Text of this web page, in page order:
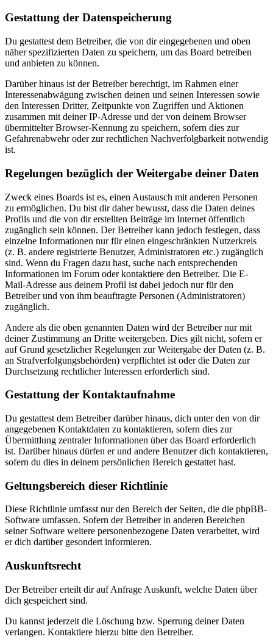
Gestattung der Datenspeicherung
Du gestattest dem Betreiber, die von dir eingegebenen und oben
näher spezifizierten Daten zu speichern, um das Board betreiben
und anbieten zu können.
Darüber hinaus ist der Betreiber berechtigt, im Rahmen einer
Interessenabwägung zwischen deinen und seinen Interessen sowie
den Interessen Dritter, Zeitpunkte von Zugriffen und Aktionen
zusammen mit deiner IP-Adresse und der von deinem Browser
übermittelter Browser-Kennung zu speichern, sofern dies zur
Gefahrenabwehr oder zur rechtlichen Nachverfolgbarkeit notwendig
ist.
Regelungen bezüglich der Weitergabe deiner Daten
Zweck eines Boards ist es, einen Austausch mit anderen Personen
zu ermöglichen. Du bist dir daher bewusst, dass die Daten deines
Profils und die von dir erstellten Beiträge im Internet öffentlich
zugänglich sein können. Der Betreiber kann jedoch festlegen, dass
einzelne Informationen nur für einen eingeschränkten Nutzerkreis
(z. B. andere registrierte Benutzer, Administratoren etc.) zugänglich
sind. Wenn du Fragen dazu hast, suche nach entsprechenden
Informationen im Forum oder kontaktiere den Betreiber. Die E-
Mail-Adresse aus deinem Profil ist dabei jedoch nur für den
Betreiber und von ihm beauftragte Personen (Administratoren)
zugänglich.
Andere als die oben genannten Daten wird der Betreiber nur mit
deiner Zustimmung an Dritte weitergeben. Dies gilt nicht, sofern er
auf Grund gesetzlicher Regelungen zur Weitergabe der Daten (z. B.
an Strafverfolgungsbehörden) verpflichtet ist oder die Daten zur
Durchsetzung rechtlicher Interessen erforderlich sind.
Gestattung der Kontaktaufnahme
Du gestattest dem Betreiber darüber hinaus, dich unter den von dir
angegebenen Kontaktdaten zu kontaktieren, sofern dies zur
Übermittlung zentraler Informationen über das Board erforderlich
ist. Darüber hinaus dürfen er und andere Benutzer dich kontaktieren,
sofern du dies in deinem persönlichen Bereich gestattet hast.
Geltungsbereich dieser Richtlinie
Diese Richtlinie umfasst nur den Bereich der Seiten, die die phpBB-
Software umfassen. Sofern der Betreiber in anderen Bereichen
seiner Software weitere personenbezogene Daten verarbeitet, wird
er dich darüber gesondert informieren.
Auskunftsrecht
Der Betreiber erteilt dir auf Anfrage Auskunft, welche Daten über
dich gespeichert sind.
Du kannst jederzeit die Löschung bzw. Sperrung deiner Daten
verlangen. Kontaktiere hierzu bitte den Betreiber.